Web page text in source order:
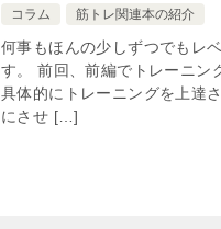
コラム 筋トレ関連本の紹介
何事もほんの少しずつでもレ
す。 前回、前編でトレーニン
具体的にトレーニングを上達
にさせ […]